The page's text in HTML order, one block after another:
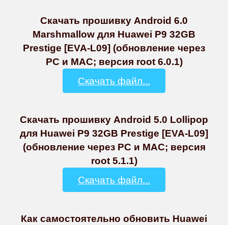
Скачать прошивку Android 6.0
Marshmallow для Huawei P9 32GB
Prestige [EVA-L09] (обновление через
PC и MAC; версия root 6.0.1)
Скачать файл...
Скачать прошивку Android 5.0 Lollipop
для Huawei P9 32GB Prestige [EVA-L09]
(обновление через PC и MAC; версия
root 5.1.1)
Скачать файл...
Как самостоятельно обновить Huawei